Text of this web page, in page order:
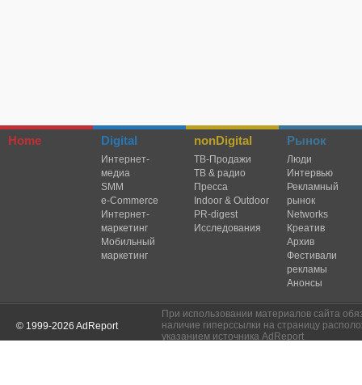
Home Digital
Интернет-
медиа
SMM
e-Commerce
Интернет-
маркетинг
Мобильный
маркетинг
nonDigital
TВ-Продажи
ТВ & радио
Пресса
Indoor & Outdoor
PR-digest
Исследования
Рынок
Люди
Интервью
Рекламный
рынок
Networks
Креатив
Архив
Фестивали
рекламы
Анонсы
© 1999-2026 AdReport
При использовании материалов сайта
наличие гиперссылки на страницу
указанием источника AdReport